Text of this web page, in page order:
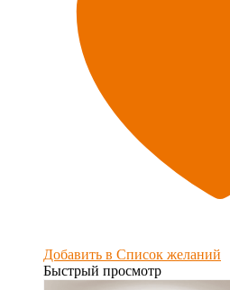
Добавить в Список желаний
Быстрый просмотр